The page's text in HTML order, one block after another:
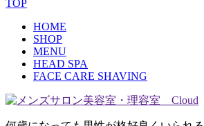
TOP
HOME
SHOP
MENU
HEAD SPA
FACE CARE SHAVING